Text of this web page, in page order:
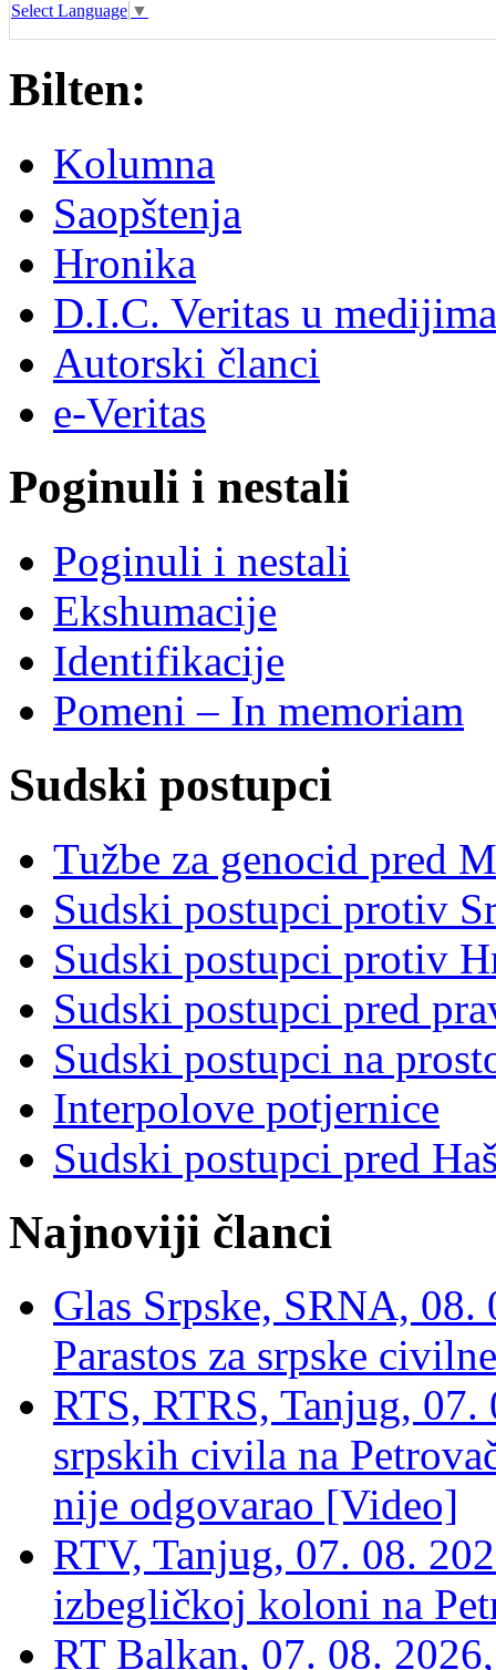
Select Language ▼
Bilten:
Kolumna
Saopštenja
Hronika
D.I.C. Veritas u medijima
Autorski članci
e-Veritas
Poginuli i nestali
Poginuli i nestali
Ekshumacije
Identifikacije
Pomeni – In memoriam
Sudski postupci
Tužbe za genocid pred
Sudski postupci protiv
Sudski postupci protiv
Sudski postupci pred
Sudski postupci na
Interpolove potjernice
Sudski postupci pred
Najnoviji članci
Glas Srpske, SRNA,
Parastos za srpske
RTS, RTRS, Tanjug,
srpskih civila na
nije odgovarao [Video]
RTV, Tanjug, 07. 08.
izbegličkoj koloni na
RT Balkan, 07. 08.